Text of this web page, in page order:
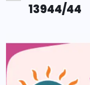
13944/44